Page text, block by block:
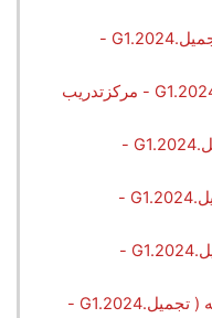
ايثار حسام محمد صادون ( تجميل.G1.2024 -
ايه ناصر علي نزال ( تجميل.G1.2024 - مركزتدريب
ثراء فاروق غالب داود ( تجميل.G1.2024 -
ختام وائل عطا شاهين ( تجميل.G1.2024 -
دارين انس حافظ مجد ( تجميل.G1.2024 -
دانه محمد سعيد راجح شبيطه ( تجميل.G1.2024 -